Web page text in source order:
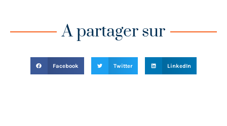
A partager sur
Facebook Twitter LinkedIn